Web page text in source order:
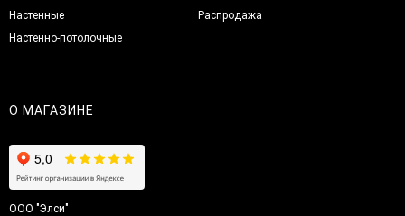
Настенные
Настенно-потолочные
Распродажа
О МАГАЗИНЕ
ООО "Элси"